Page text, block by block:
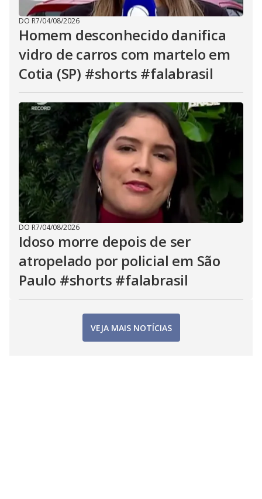
DO R7/04/08/2026
Homem desconhecido danifica
vidro de carros com martelo em
Cotia (SP) #shorts #falabrasil
DO R7/04/08/2026
Idoso morre depois de ser
atropelado por policial em São
Paulo #shorts #falabrasil
VEJA MAIS NOTÍCIAS